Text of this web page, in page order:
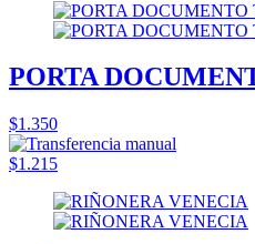
PORTA
$1.350
$1.215